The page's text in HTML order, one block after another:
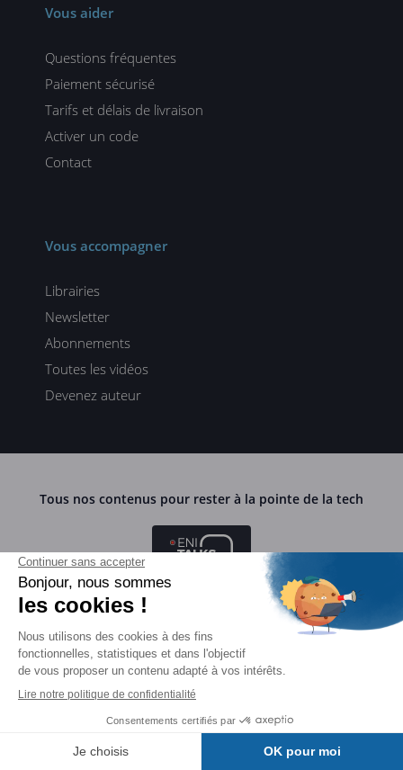
Vous aider
Questions fréquentes
Paiement sécurisé
Tarifs et délais de livraison
Activer un code
Contact
Vous accompagner
Librairies
Newsletter
Abonnements
Toutes les vidéos
Devenez auteur
Tous nos contenus pour rester à la pointe de la tech
Webinaires ENI TALKS
Podcast HORIZONS TECH BY ENI